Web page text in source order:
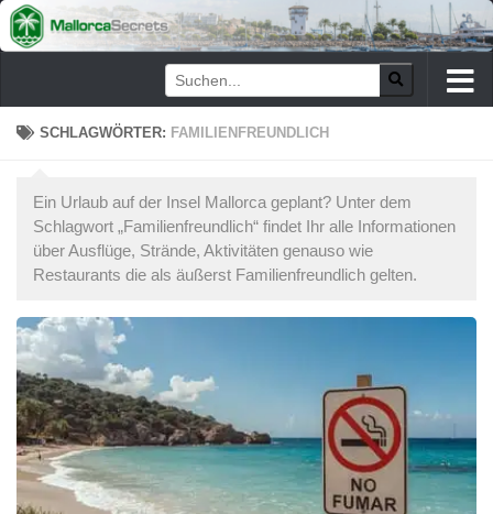
Zum Inhalt springen
SCHLAGWÖRTER: FAMILIENFREUNDLICH
Ein Urlaub auf der Insel Mallorca geplant? Unter dem
Schlagwort „Familienfreundlich“ findet Ihr alle Informationen
über Ausflüge, Strände, Aktivitäten genauso wie
Restaurants die als äußerst Familienfreundlich gelten.